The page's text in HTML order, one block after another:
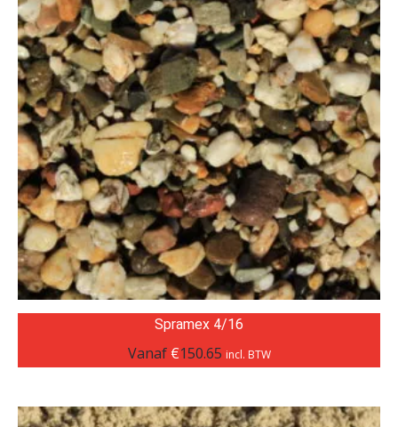
Spramex 4/16
Vanaf €150.65 incl. BTW